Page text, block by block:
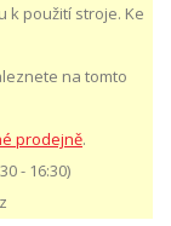
k použití stroje. Ke
na tomto
prodejně.
- 16:30)